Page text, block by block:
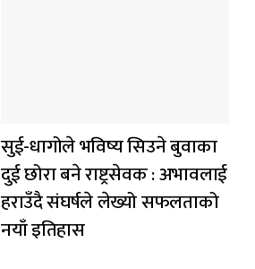
सुई-धागोले भविष्य सिउने बुवाका
दुई छोरा बने राष्ट्रसेवक : अभावलाई
हराउँदै संघर्षले लेख्यो सफलताको
नयाँ इतिहास